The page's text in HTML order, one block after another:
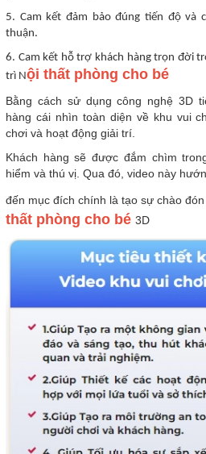
5. Cam kết đảm bảo đúng tiến độ và
thuận.
6. Cam kết hỗ trợ khách hàng trọn đời
trì Nội thất phòng cho bé
Bằng cách sử dụng công nghệ 3D
hàng cái nhìn toàn diện về khu vui
chơi và hoạt động giải trí.
Khách hàng sẽ được đắm chìm
hiểm và thú vị. Qua đó, video này
đến mục đích chính là tạo sự chào
thất phòng cho bé 3D